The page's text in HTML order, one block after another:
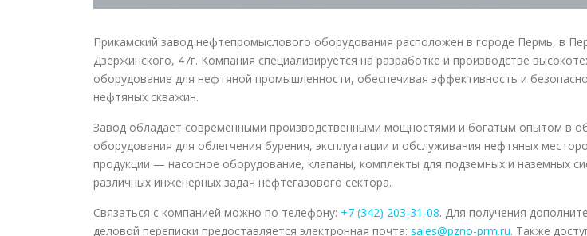
Прикамский завод нефтепромыслового оборудования расположен в городе Пермь, в
Дзержинского, 47г. Компания специализируется на разработке и производстве
оборудование для нефтяной промышленности, обеспечивая эффективность и
нефтяных скважин.
Завод обладает современными производственными мощностями и богатым опытом в
оборудования для облегчения бурения, эксплуатации и обслуживания нефтяных
продукции — насосное оборудование, клапаны, комплекты для подземных и наземных
различных инженерных задач нефтегазового сектора.
Связаться с компанией можно по телефону: +7 (342) 203-31-08. Для получения
деловой переписки предоставляется электронная почта: sales@pzno-prm.ru. Также